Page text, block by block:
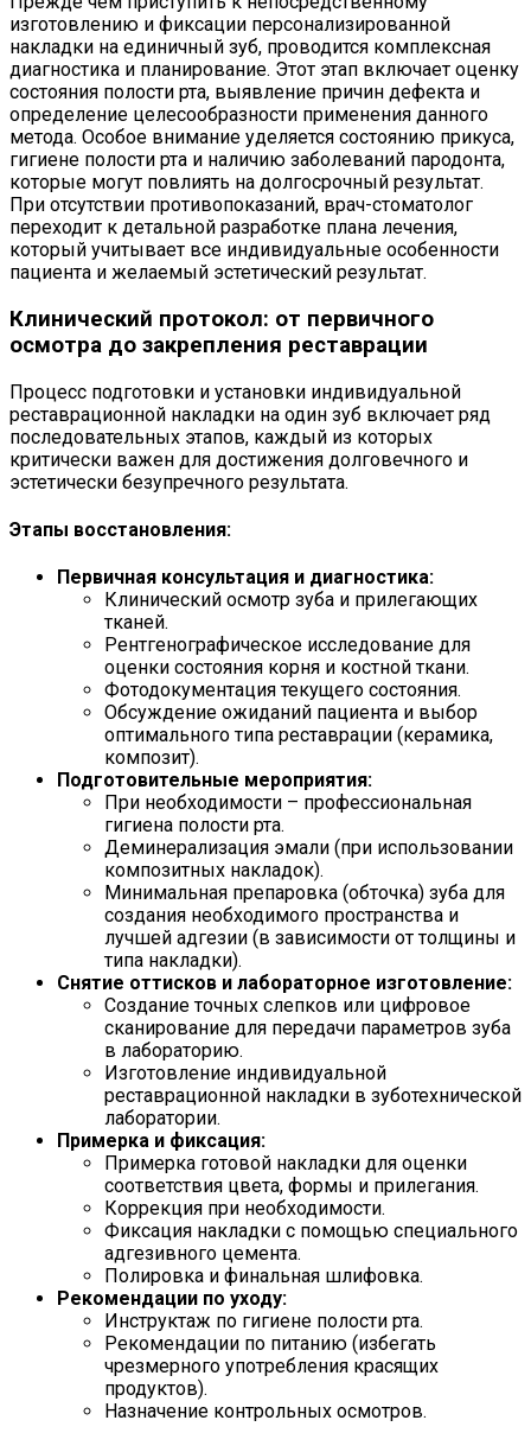
изготовлению и фиксации персонализированной
накладки на единичный зуб, проводится комплексная
диагностика и планирование. Этот этап включает оценку
состояния полости рта, выявление причин дефекта и
определение целесообразности применения данного
метода. Особое внимание уделяется состоянию прикуса,
гигиене полости рта и наличию заболеваний пародонта,
которые могут повлиять на долгосрочный результат.
При отсутствии противопоказаний, врач-стоматолог
переходит к детальной разработке плана лечения,
который учитывает все индивидуальные особенности
пациента и желаемый эстетический результат.
Клинический протокол: от первичного
осмотра до закрепления реставрации
Процесс подготовки и установки индивидуальной
реставрационной накладки на один зуб включает ряд
последовательных этапов, каждый из которых
критически важен для достижения долговечного и
эстетически безупречного результата.
Этапы восстановления:
Первичная консультация и диагностика:
Клинический осмотр зуба и прилегающих
тканей.
Рентгенографическое исследование для
оценки состояния корня и костной ткани.
Фотодокументация текущего состояния.
Обсуждение ожиданий пациента и выбор
оптимального типа реставрации (керамика,
композит).
Подготовительные мероприятия:
При необходимости – профессиональная
гигиена полости рта.
Деминерализация эмали (при использовании
композитных накладок).
Минимальная препаровка (обточка) зуба для
создания необходимого пространства и
лучшей адгезии (в зависимости от толщины и
типа накладки).
Снятие оттисков и лабораторное изготовление:
Создание точных слепков или цифровое
сканирование для передачи параметров зуба
в лабораторию.
Изготовление индивидуальной
реставрационной накладки в зуботехнической
лаборатории.
Примерка и фиксация:
Примерка готовой накладки для оценки
соответствия цвета, формы и прилегания.
Коррекция при необходимости.
Фиксация накладки с помощью специального
адгезивного цемента.
Полировка и финальная шлифовка.
Рекомендации по уходу:
Инструктаж по гигиене полости рта.
Рекомендации по питанию (избегать
чрезмерного употребления красящих
продуктов).
Назначение контрольных осмотров.